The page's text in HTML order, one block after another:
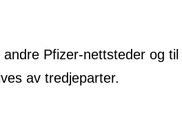
Pfizer-nettsteder og
av tredjeparter.